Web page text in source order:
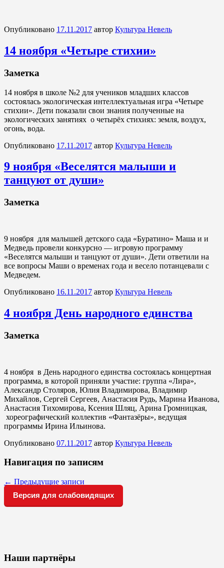
Опубликовано 17.11.2017 автор Культура Невель
14 ноября «Четыре стихии»
Заметка
14 ноября в школе №2 для учеников младших классов
состоялась экологическая интеллектуальная игра «Четыре
стихии». Дети показали свои знания полученные на
экологических занятиях о четырёх стихиях: земля, воздух,
огонь, вода.
Опубликовано 17.11.2017 автор Культура Невель
9 ноября «Веселятся малыши и
танцуют от души»
Заметка
9 ноября для малышей детского сада «Буратино» Маша и и
Медведь провели конкурсно — игровую программу
«Веселятся малыши и танцуют от души». Дети ответили на
все вопросы Маши о временах года и весело потанцевали с
Медведем.
Опубликовано 16.11.2017 автор Культура Невель
4 ноября День народного единства
Заметка
4 ноября в День народного единства состоялась концертная
программа, в которой приняли участие: группа «Лира»,
Александр Столяров, Юлия Владимирова, Владимир
Михайлов, Сергей Сергеев, Анастасия Рудь, Марина Иванова,
Анастасия Тихомирова, Ксения Шляц, Арина Громницкая,
хореографический коллектив «Фантазёры», ведущая
программы Ирина Ильинова.
Опубликовано 07.11.2017 автор Культура Невель
Навигация по записям
← Предыдущие записи
Версия для слабовидящих
Наши партнёры